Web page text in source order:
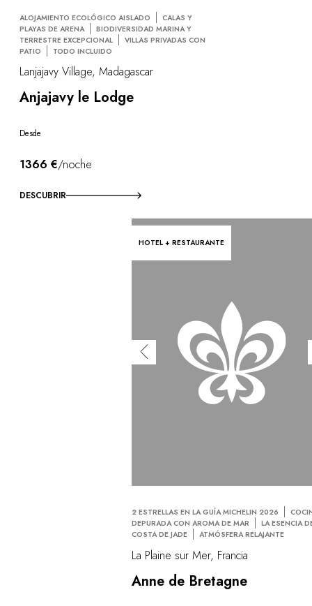
ALOJAMIENTO ECOLÓGICO AISLADO
CALAS Y
PLAYAS DE ARENA
BIODIVERSIDAD MARINA Y
TERRESTRE EXCEPCIONAL
VILLAS PRIVADAS CON
PATIO
TODO INCLUIDO
Lanjajavy Village, Madagascar
Anjajavy le Lodge
Desde
1366 €/noche
DESCUBRIR
HOTEL + RESTAURANTE
2 ESTRELLAS EN LA GUÍA MICHELIN 2026
DEPURADA CON AROMA DE MAR
LA ESENCIA
COSTA DE JADE
ATMÓSFERA RELAJANTE
La Plaine sur Mer, Francia
Anne de Bretagne